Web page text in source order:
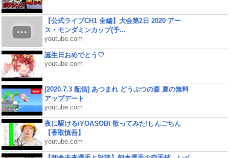
【公式ライブCH1 全編】大会第2日 2020 アー
ス・モンダミンカップ(予...
youtube.com
誕生日おめでとう♡
youtube.com
[2020.7.3 配信] あつまれ どうぶつの森 夏の無料
アップデート
youtube.com
夜に駆ける/YOASOBI 歌ってみた!しんごちん
【香取慎吾】
youtube.com